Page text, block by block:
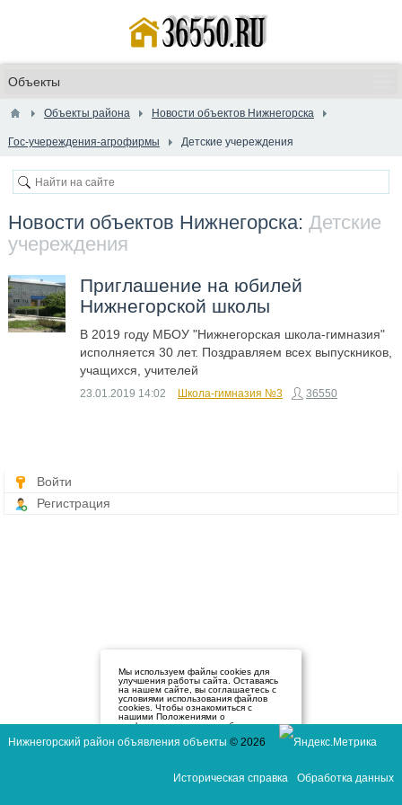
Объекты района Новости объектов Нижнегорска
Гос-учереждения-агрофирмы Детские учереждения
Новости объектов Нижнегорска: Детские
учереждения
Приглашение на юбилей
Нижнегорской школы
В 2019 году МБОУ "Нижнегорская школа-гимназия"
исполняется 30 лет. Поздравляем всех выпускников,
учащихся, учителей
23.01.2019 14:02 Школа-гимназия №3 36550
Войти
Регистрация
Мы используем файлы cookies для
улучшения работы сайта. Оставаясь
на нашем сайте, вы соглашаетесь с
условиями использования файлов
cookies. Чтобы ознакомиться с
нашими Положениями о
конфиденциальности и об
нажмите здесь.
Нижнегорский район объявления объекты © 2026
Историческая справка Обработка данных